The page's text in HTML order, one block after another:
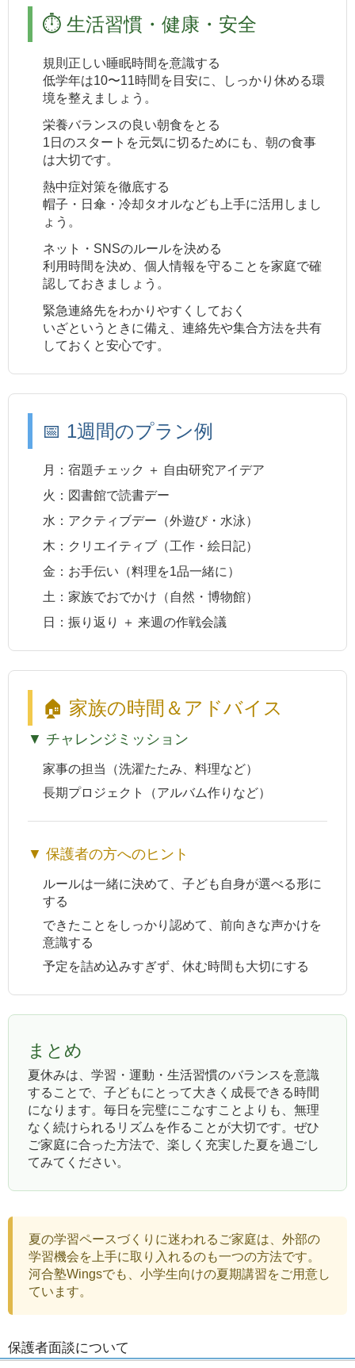
⏱️ 生活習慣・健康・安全
規則正しい睡眠時間を意識する
低学年は10〜11時間を目安に、しっかり休める環
境を整えましょう。
栄養バランスの良い朝食をとる
1日のスタートを元気に切るためにも、朝の食事
は大切です。
熱中症対策を徹底する
帽子・日傘・冷却タオルなども上手に活用しまし
ょう。
ネット・SNSのルールを決める
利用時間を決め、個人情報を守ることを家庭で確
認しておきましょう。
緊急連絡先をわかりやすくしておく
いざというときに備え、連絡先や集合方法を共有
しておくと安心です。
📅 1週間のプラン例
月：宿題チェック ＋ 自由研究アイデア
火： 図書館で読書デー
水： アクティブデー（外遊び・水泳）
木： クリエイティブ（工作・絵日記）
金： お手伝い（料理を1品一緒に）
土：家族でおでかけ（自然・博物館）
日：振り返り ＋ 来週の作戦会議
🏠 家族の時間＆アドバイス
▼ チャレンジミッション
家事の担当（洗濯たたみ、料理など）
長期プロジェクト（アルバム作りなど）
▼ 保護者の方へのヒント
ルールは一緒に決めて、子ども自身が選べる形に
する
できたことをしっかり認めて、前向きな声かけを
意識する
予定を詰め込みすぎず、休む時間も大切にする
まとめ
夏休みは、学習・運動・生活習慣のバランスを意識
することで、子どもにとって大きく成長できる時間
になります。毎日を完璧にこなすことよりも、無理
なく続けられるリズムを作ることが大切です。ぜひ
ご家庭に合った方法で、楽しく充実した夏を過ごし
てみてください。
夏の学習ペースづくりに迷われるご家庭は、外部の
学習機会を上手に取り入れるのも一つの方法です。
河合塾Wingsでも、小学生向けの夏期講習をご用意し
ています。
保護者面談について